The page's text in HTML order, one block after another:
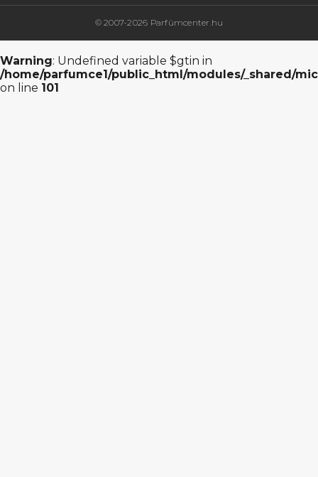
© 2007-2026 Parfümcenter.hu
Warning: Undefined variable $gtin in
/home/parfumce1/public_html/modules/_shared/
on line 101